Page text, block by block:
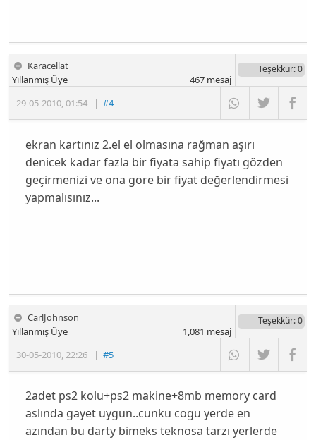
Karacellat
29-05-2010,01:54 |#4
Yıllanmış Üye
Teşekkür: 0
467mesaj
ekran kartınız 2.el el olmasına rağman aşırı
denicek kadar fazla bir fiyata sahip fiyatı gözden
geçirmenizi ve ona göre bir fiyat değerlendirmesi
yapmalısınız...
CarlJohnson
30-05-2010 22:26 |#5
Yıllanmış Üye
Teşekkür: 0
1,081 mesaj
2adet ps2 kolu+ps2 makine+8mb memory card
aslında gayet uygun..cunku cogu yerde en
azından bu darty bimeks teknosa tarzı yerlerde